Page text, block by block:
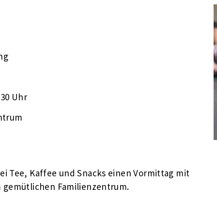
Uhr
Tee, Kaffee und Snacks einen Vormittag mit
Familienzentrum.